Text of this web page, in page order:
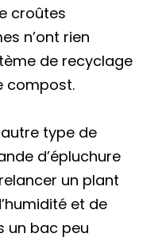
croûtes
n’ont rien
de recyclage
compost.
type de
d’épluchure
un plant
et de
un bac peu